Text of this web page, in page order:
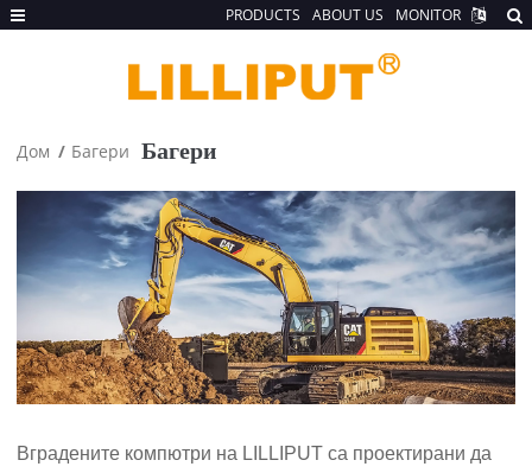
Багери
Дом Багери
Вградените компютри на LILLIPUT са проектирани да
PRODUCTS ABOUT US MONITOR